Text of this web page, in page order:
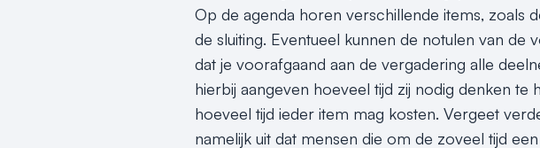
Op de agenda horen verschillende items, zoals
de sluiting. Eventueel kunnen de notulen van
dat je voorafgaand aan de vergadering alle
hierbij aangeven hoeveel tijd zij nodig denken
hoeveel tijd ieder item mag kosten. Vergeet
namelijk uit dat mensen die om de zoveel tijd